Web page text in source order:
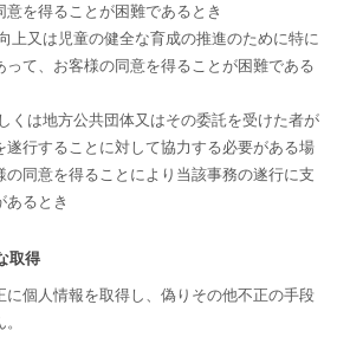
を得ることが困難であるとき
上又は児童の健全な育成の推進のために特に
って、お客様の同意を得ることが困難である
くは地方公共団体又はその委託を受けた者が
遂行することに対して協力する必要がある場
の同意を得ることにより当該事務の遂行に支
あるとき
取得
に個人情報を取得し、偽りその他不正の手段